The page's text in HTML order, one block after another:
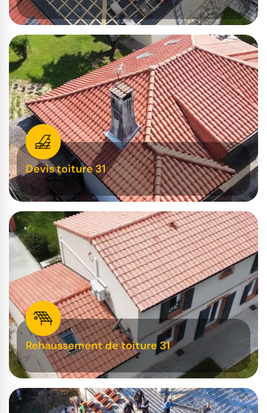
Devis toiture 31
Rehaussement de toiture 31